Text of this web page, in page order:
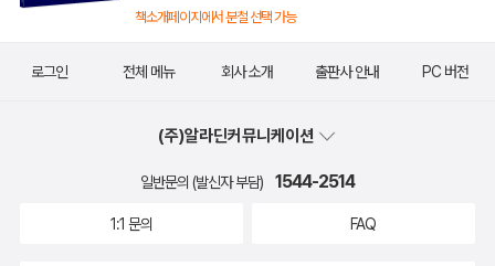
책소개페이지에서 분철 선택 가능
로그인 전체 메뉴 회사 소개 출판사 안내 PC 버전
(주)알라딘커뮤니케이션
일반문의 (발신자 부담) 1544-2514
1:1 문의 FAQ